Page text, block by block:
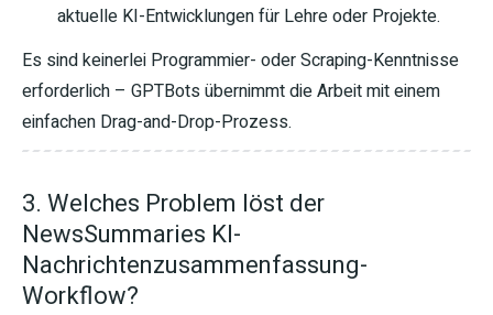
aktuelle KI-Entwicklungen für Lehre oder Projekte.
Es sind keinerlei Programmier- oder Scraping-Kenntnisse
erforderlich – GPTBots übernimmt die Arbeit mit einem
einfachen Drag-and-Drop-Prozess.
3. Welches Problem löst der
NewsSummaries KI-
Nachrichtenzusammenfassung-
Workflow?